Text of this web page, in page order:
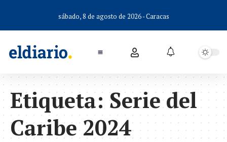
sábado, 8 de agosto de 2026 - Caracas
Etiqueta: Serie del
Caribe 2024